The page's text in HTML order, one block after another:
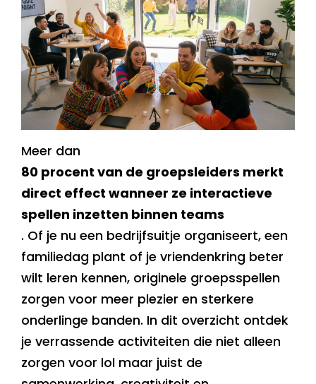
Meer dan
80 procent van de groepsleiders merkt
direct effect wanneer ze interactieve
spellen inzetten binnen teams
. Of je nu een bedrijfsuitje organiseert, een
familiedag plant of je vriendenkring beter
wilt leren kennen, originele groepsspellen
zorgen voor meer plezier en sterkere
onderlinge banden. In dit overzicht ontdek
je verrassende activiteiten die niet alleen
zorgen voor lol maar juist de